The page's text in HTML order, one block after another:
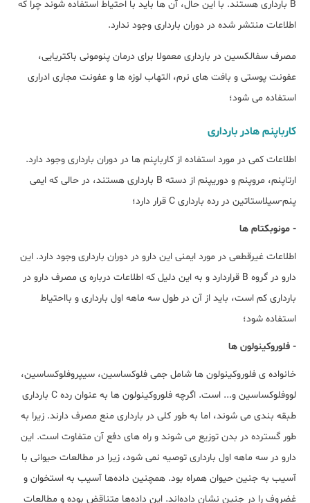
B بارداری هستند. با این حال، آن ها باید با احتیاط استفاده شوند چرا که
اطلاعات منتشر شده در دوران بارداری وجود ندارد.
مصرف سفالکسین در بارداری معمولا برای درمان پنومونی باکتریایی،
عفونت پوستی و بافت های نرم، التهاب لوزه ها و عفونت مجاری ادراری
استفاده می شود؛
کارباپنم هادر بارداری
اطلاعات کمی در مورد استفاده از کارباپنم ها در دوران بارداری وجود دارد.
ارتاپنم، مروپنم و دوریپنم از دسته B بارداری هستند، در حالی که ایمی
پنم-سیلاستاتین در رده بارداری C قرار دارد؛
- مونوبکتام ها
اطلاعات غیرقطعی در مورد ایمنی این دارو در دوران بارداری وجود دارد. این
دارو در گروه B قراردارد و به این دلیل که اطلاعات درباره ی مصرف دارو در
بارداری کم است، باید از آن در طول سه ماهه اول بارداری و بااحتیاط
استفاده شود؛
- فلوروکینولون ها
خانواده ی فلوروکینولون ها شامل جمی فلوکساسین، سیپروفلوکساسین،
لووفلوکساسین و... است. اگرچه فلوروکینولون ها به عنوان رده C بارداری
طبقه بندی می شوند، اما به طور کلی در بارداری منع مصرف دارند. زیرا به
طور گسترده در بدن توزیع می شوند و راه های دفع آن متفاوت است. این
دارو در سه ماهه اول بارداری توصیه نمی شود، زیرا در مطالعات حیوانی با
آسیب به جنین حیوان همراه بود. همچنین داده‌ها آسیب به استخوان و
غضروف را در جنین نشان داده‌اند. این داده‌ها متناقض بوده و مطالعات